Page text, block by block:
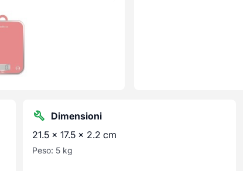
Dimensioni
21.5 × 17.5 × 2.2 cm
Peso: 5 kg